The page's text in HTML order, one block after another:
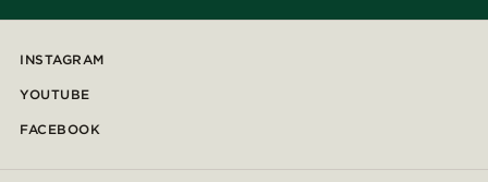
INSTAGRAM
YOUTUBE
FACEBOOK